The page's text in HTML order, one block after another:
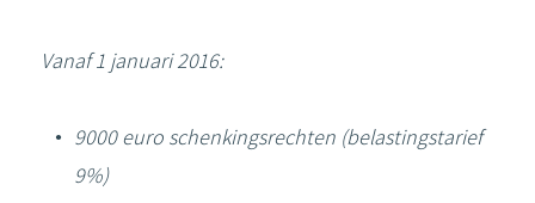
Vanaf 1 januari 2016:
9000 euro schenkingsrechten (belastingstarief
9%)